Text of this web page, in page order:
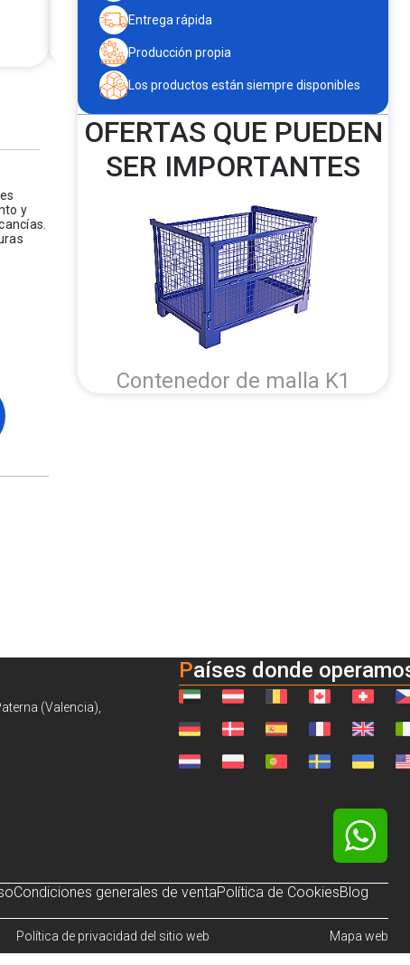
y
Entrega rápida
Producción propia
Los productos están siempre disponibles
OFERTAS QUE PUEDEN
SER IMPORTANTES
Contenedor de malla K1
(Valencia),
Países donde
Condiciones generales de ventaPolítica de CookiesBlog
Política de privacidad del sitio web Mapa web